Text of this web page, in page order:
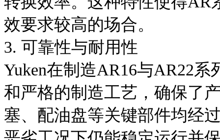
效要求较高的场合。
3. 可靠性与耐用性
Yuken在制造AR16与AR22
和严格的制造工艺，确保了
塞、配油盘等关键部件均经